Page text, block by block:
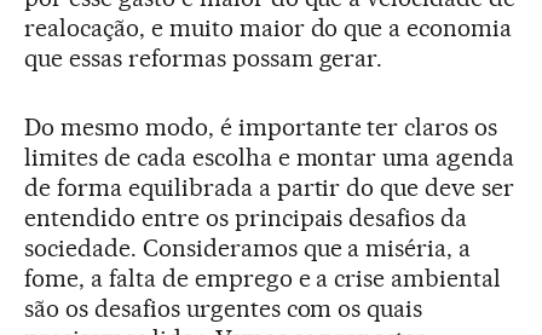
realocação, e muito maior do que a economia
que essas reformas possam gerar.
Do mesmo modo, é importante ter claros os
limites de cada escolha e montar uma agenda
de forma equilibrada a partir do que deve ser
entendido entre os principais desafios da
sociedade. Consideramos que a miséria, a
fome, a falta de emprego e a crise ambiental
são os desafios urgentes com os quais